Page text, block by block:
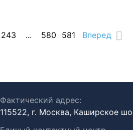
243 ... 580 581 Вперед
Фактический адрес:
115522, г. Москва, Каширское